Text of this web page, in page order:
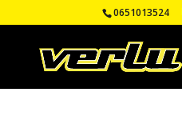
0651013524